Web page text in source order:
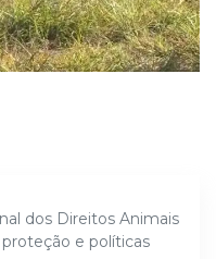
dos Direitos Animais
e políticas